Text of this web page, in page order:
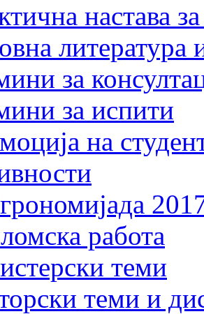
настава
литература
за
за испити
на
работа
теми
теми и